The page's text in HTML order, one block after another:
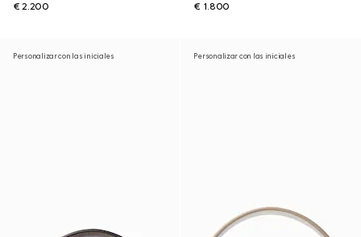
€ 2.200
€ 1.800
Personalizar con las iniciales Personalizar con las iniciales